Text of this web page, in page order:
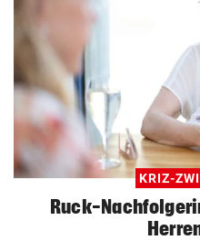
KRIZ-
Ruck-